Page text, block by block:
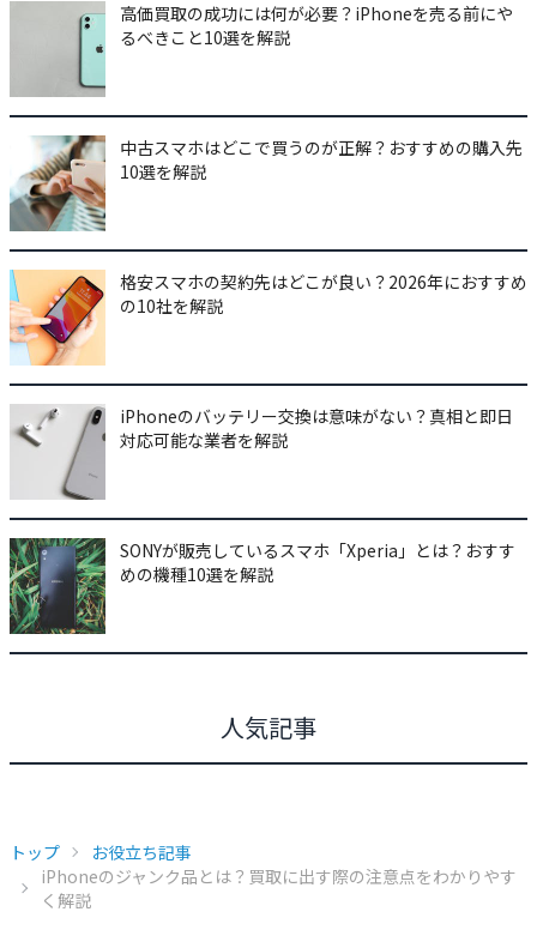
高価買取の成功には何が必要？iPhoneを売る前にや
るべきこと10選を解説
中古スマホはどこで買うのが正解？おすすめの購入先
10選を解説
格安スマホの契約先はどこが良い？2026年におすすめ
の10社を解説
iPhoneのバッテリー交換は意味がない？真相と即日
対応可能な業者を解説
SONYが販売しているスマホ「Xperia」とは？おすす
めの機種10選を解説
人気記事
トップ
お役立ち記事
iPhoneのジャンク品とは？買取に出す際の注意点をわかりやす
く解説